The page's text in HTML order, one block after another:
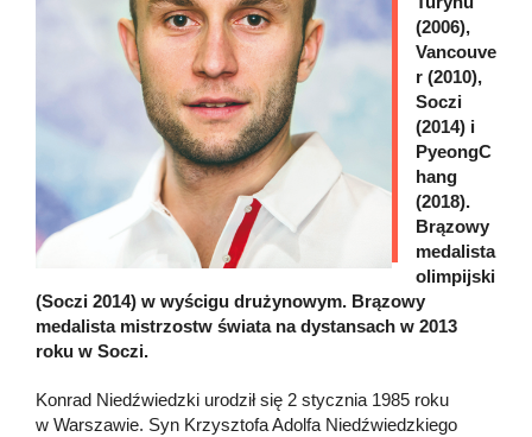
(2006),
Vancouve
r (2010),
Soczi
(2014) i
PyeongC
hang
(2018).
Brązowy
medalista
olimpijski
(Soczi 2014) w wyścigu drużynowym. Brązowy
medalista mistrzostw świata na dystansach w 2013
roku w Soczi.
Konrad Niedźwiedzki urodził się 2 stycznia 1985 roku
w Warszawie. Syn Krzysztofa Adolfa Niedźwiedzkiego